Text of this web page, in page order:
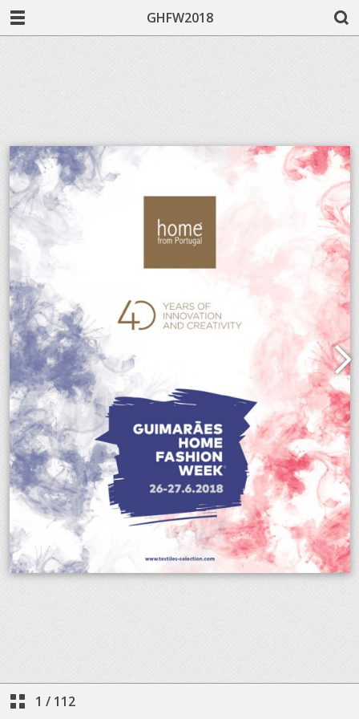
GHFW2018
1 / 112